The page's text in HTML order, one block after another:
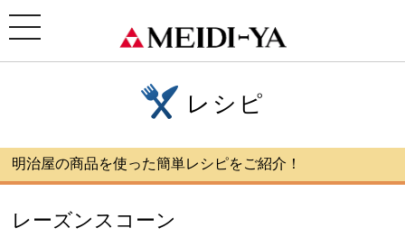
toggle
navigation
レシピ
明治屋の商品を使った簡単レシピをご紹介！
レーズンスコーン